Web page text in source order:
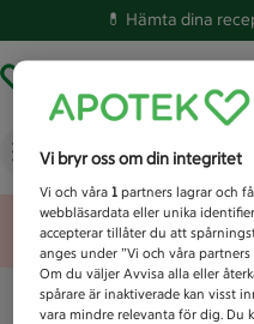
💊 Hämta dina
Vad letar du efter
Vi bryr oss om din integritet
Vi och våra1 partners lagrar och
webbläsardata eller unika
accepterar tillåter du att
anges under ”Vi och våra
Om du väljer Avvisa alla eller
spårare är inaktiverade kan visst
vara mindre relevanta för dig. Du